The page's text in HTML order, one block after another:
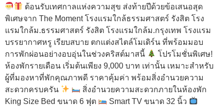
ต้อนรับเทศกาลแห่งความสุข ส่งท้ายปีด้วยข้อเสนอสุด
พิเศษจาก The Moment โรงแรมใกล้ธรรมศาสตร์ รังสิต โรง
แรมใกล้ม.ธรรมศาสตร์ รังสิต โรงแรมใกล้ม.กรุงเทพ โรงแรม
บรรยากาศหรู เรียบสบาย ตกแต่งสไตล์โมเดิร์น ที่พร้อมมอบ
การพักผ่อนอย่างอบอุ่นในช่วงคริสต์มาสนี้
โปรโมชั่นพิเศษ!
ห้องพักรายเดือน เริ่มต้นเพียง 9,000 บาท เท่านั้น เหมาะสำหรับ
ผู้ที่มองหาที่พักคุณภาพดี ราคาคุ้มค่า พร้อมสิ่งอำนวยความ
สะดวกครบครัน
สิ่งอำนวยความสะดวกภายในห้องพัก
King Size Bed ขนาด 6 ฟุต
Smart TV ขนาด 32 นิ้ว